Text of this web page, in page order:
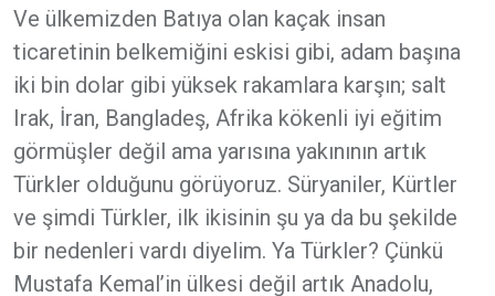
Ve ülkemizden Batıya olan kaçak insan
ticaretinin belkemiğini eskisi gibi, adam başına
iki bin dolar gibi yüksek rakamlara karşın; salt
Irak, İran, Bangladeş, Afrika kökenli iyi eğitim
görmüşler değil ama yarısına yakınının artık
Türkler olduğunu görüyoruz. Süryaniler, Kürtler
ve şimdi Türkler, ilk ikisinin şu ya da bu şekilde
bir nedenleri vardı diyelim. Ya Türkler? Çünkü
Mustafa Kemal’in ülkesi değil artık Anadolu,